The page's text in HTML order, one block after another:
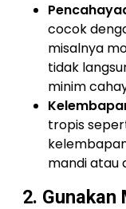
cocok
misalnya
tidak
minim
tropis
mandi atau
2. Gunakan